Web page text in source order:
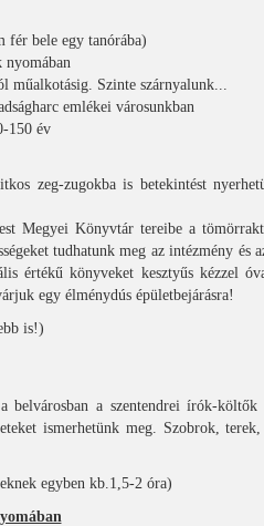
bele egy tanórába)
nyomában
műalkotásig. Szinte szárnyalunk...
emlékei városunkban
150 év
zeg-zugokba is betekintést
Megyei Könyvtár tereibe a
tudhatunk meg az intézmény
értékű könyveket kesztyűs kézzel
egy élménydús épületbejárásra!
is!)
a szentendrei írók-
ismerhetünk meg. Szobrok,
egyben kb.1,5-2 óra)